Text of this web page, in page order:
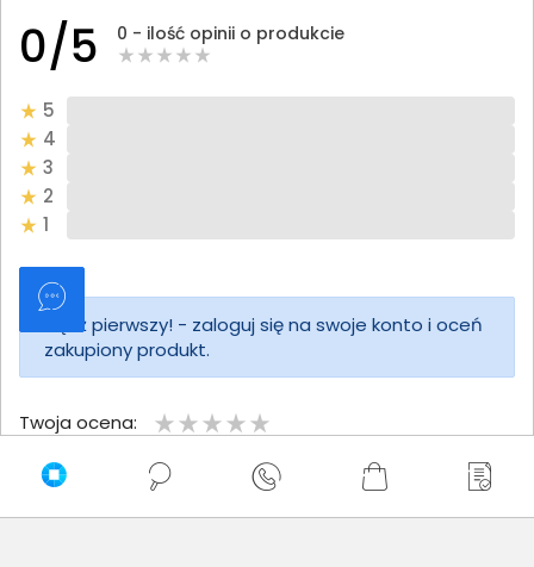
0/5 0 - ilość opinii o produkcie
5
4
3
2
1
Bądź pierwszy! - zaloguj się na swoje konto i oceń
zakupiony produkt.
Twoja ocena:
Twoje imię